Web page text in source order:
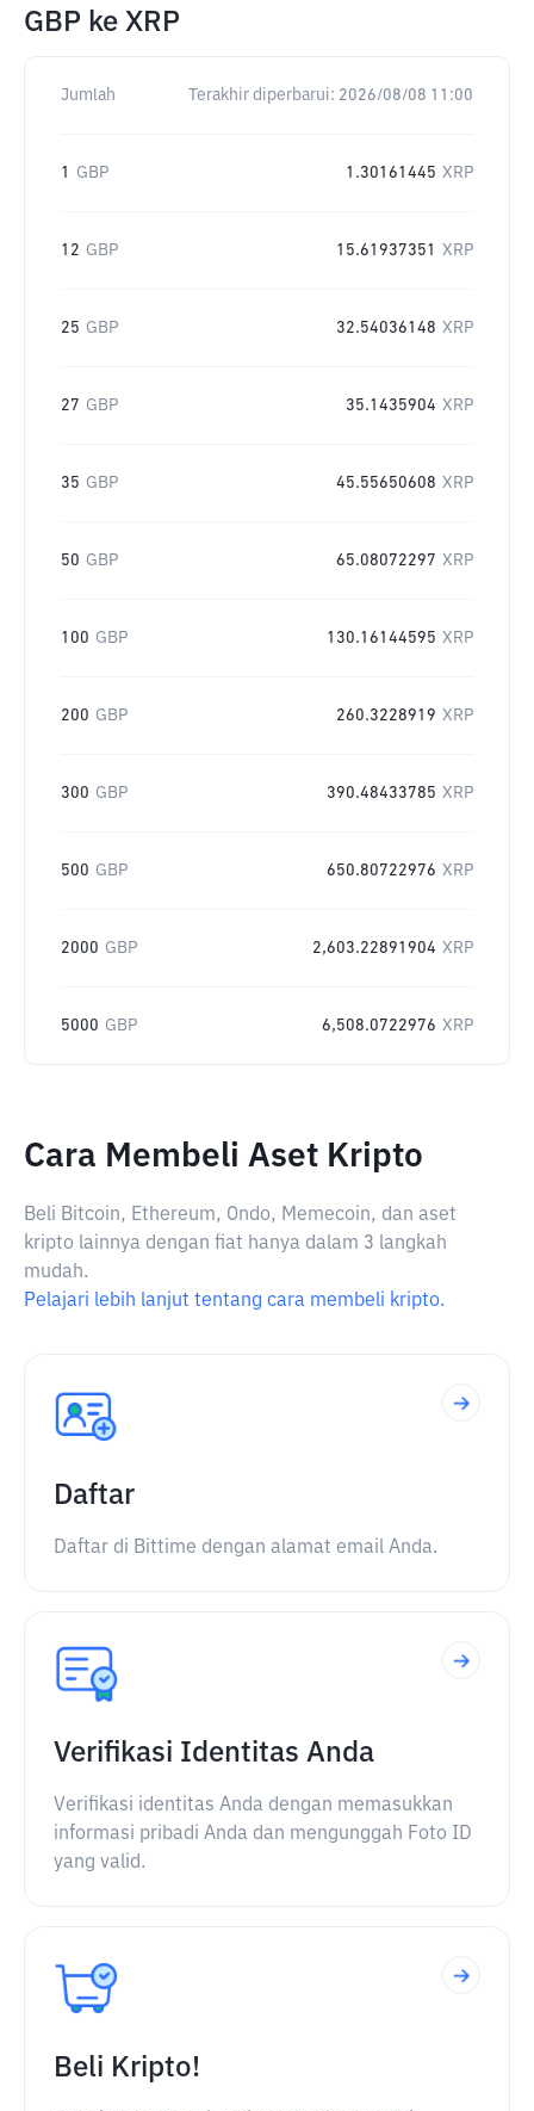
GBP ke XRP
Jumlah Terakhir diperbarui: 2026/08/08 11:00
1 GBP 1.30161445 XRP
12 GBP 15.61937351 XRP
25 GBP 32.54036148 XRP
27 GBP 35.1435904 XRP
35 GBP 45.55650608 XRP
50 GBP 65.08072297 XRP
100 GBP 130.16144595 XRP
200 GBP 260.3228919 XRP
300 GBP 390.48433785 XRP
500 GBP 650.80722976 XRP
2000 GBP 2,603.22891904 XRP
5000 GBP 6,508.0722976 XRP
Cara Membeli Aset Kripto
Beli Bitcoin, Ethereum, Ondo, Memecoin, dan aset
kripto lainnya dengan fiat hanya dalam 3 langkah
mudah.
Pelajari lebih lanjut tentang cara membeli kripto.
Daftar
Daftar di Bittime dengan alamat email Anda.
Verifikasi Identitas Anda
Verifikasi identitas Anda dengan memasukkan
informasi pribadi Anda dan mengunggah Foto ID
yang valid.
Beli Kripto!